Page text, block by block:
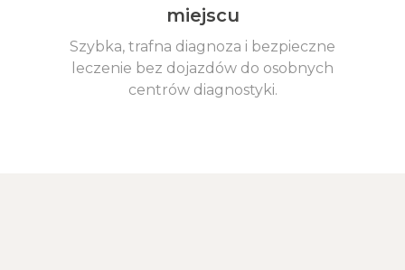
miejscu
Szybka, trafna diagnoza i bezpieczne
leczenie bez dojazdów do osobnych
centrów diagnostyki.